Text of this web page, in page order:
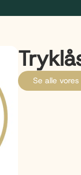
Se alle